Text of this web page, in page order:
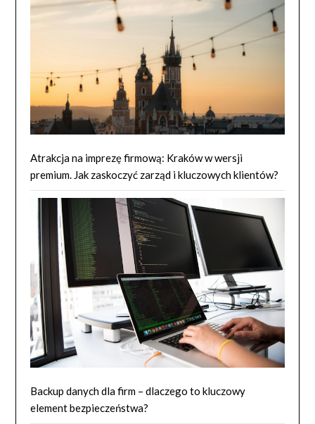
Atrakcja na imprezę firmową: Kraków w wersji
premium. Jak zaskoczyć zarząd i kluczowych klientów?
Backup danych dla firm – dlaczego to kluczowy
element bezpieczeństwa?